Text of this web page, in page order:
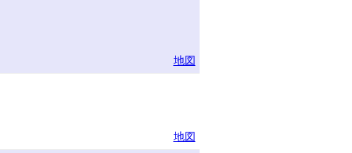
地図
地図